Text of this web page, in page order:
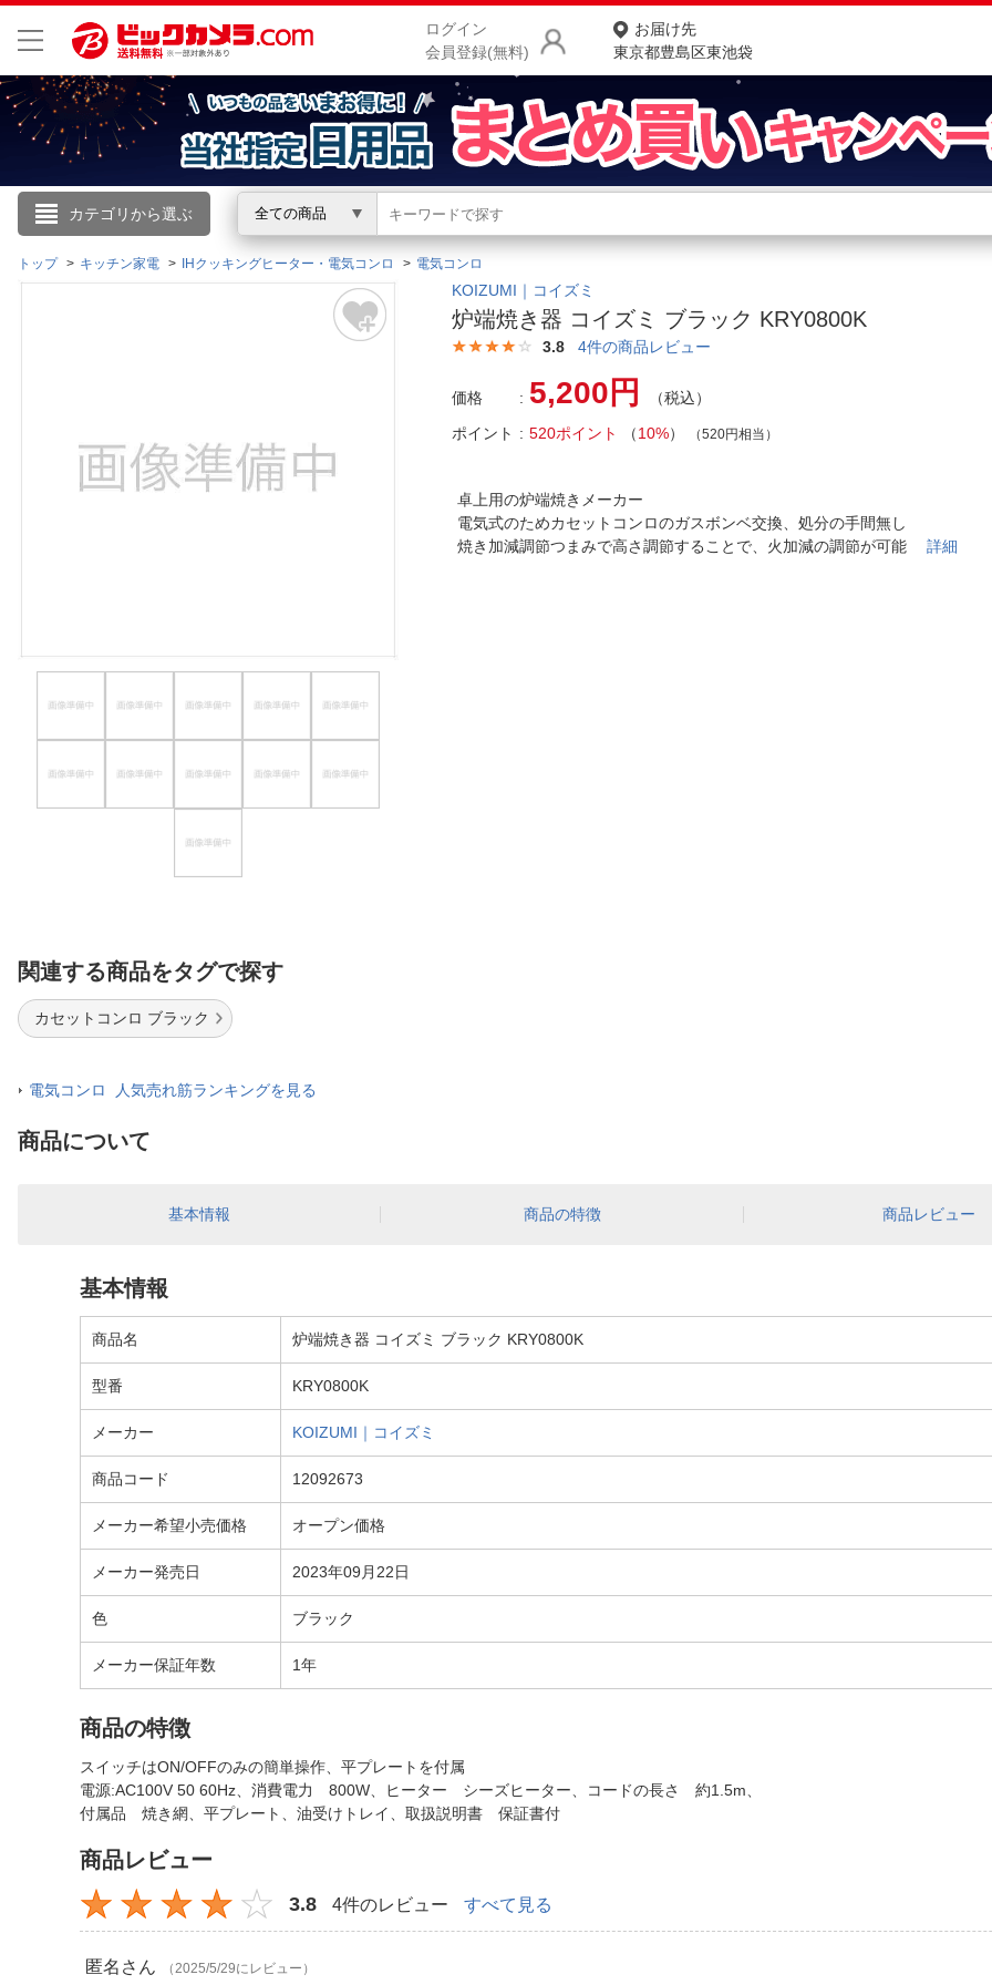
ログイン
会員登録(無料)
お届け先
東京都豊島区東池袋
カテゴリから選ぶ 全ての商品
こんにちは
ログイン
閲覧履歴
商品をさがす
ランキングからさがす
カテゴリ一覧からさがす
お客様サポート
よくある質問・お問合せ
ご利用規約
トップ キッチン家電 IHクッキングヒーター・電気コンロ 電気コンロ
KOIZUMI｜コイズミ
炉端焼き器 コイズミ ブラック KRY0800K
3.8 4件の商品レビュー
価格 5,200円
（税込）
ポイント
520ポイント （10%） （520円相当）
卓上用の炉端焼きメーカー
電気式のためカセットコンロのガスボンベ交換、処分の手間無し
焼き加減調節つまみで高さ調節することで、火加減の調節が可能詳細
関連する商品をタグで探す
カセットコンロ ブラック
電気コンロ 人気売れ筋ランキングを見る
商品について
基本情報 商品の特徴 商品レビュー
基本情報
商品名 炉端焼き器 コイズミ ブラック KRY0800K
型番 KRY0800K
メーカー KOIZUMI｜コイズミ
商品コード 12092673
メーカー希望小売価格 オープン価格
メーカー発売日 2023年09月22日
色 ブラック
メーカー保証年数 1年
商品の特徴
スイッチはON/OFFのみの簡単操作、平プレートを付属
電源:AC100V 50 60Hz、消費電力 800W、ヒーター シーズヒーター、コードの長さ 約1.5m、
付属品 焼き網、平プレート、油受けトレイ、取扱説明書 保証書付
商品レビュー
3.8 4件のレビュー すべて見る
匿名 さん （2025/5/29にレビュー）